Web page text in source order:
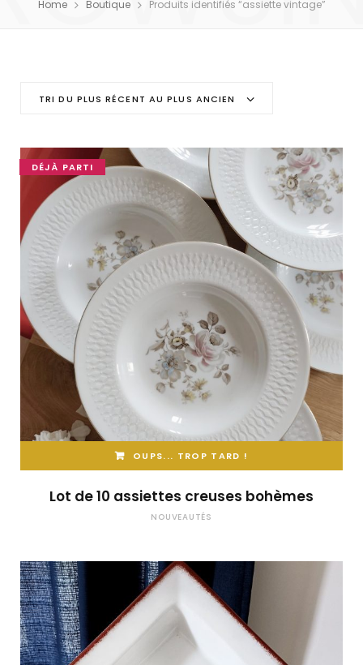
t
Home Boutique Produits identifiés “assiette vintage”
TRI DU PLUS RÉCENT AU PLUS ANCIEN
DÉJÀ PARTI
OUPS... TROP TARD !
Lot de 10 assiettes creuses bohèmes
NOUVEAUTÉS